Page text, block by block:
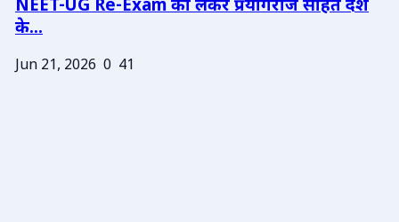
NEET-UG Re-Exam को लेकर प्रयागराज सहित देश
के...
Jun 21, 2026 0 41